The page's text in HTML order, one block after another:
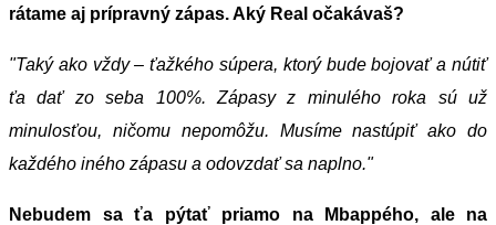
rátame aj prípravný zápas. Aký Real očakávaš?
"Taký ako vždy – ťažkého súpera, ktorý bude bojovať a nútiť
ťa dať zo seba 100%. Zápasy z minulého roka sú už
minulosťou, ničomu nepomôžu. Musíme nastúpiť ako do
každého iného zápasu a odovzdať sa naplno."
Nebudem sa ťa pýtať priamo na Mbappého, ale na